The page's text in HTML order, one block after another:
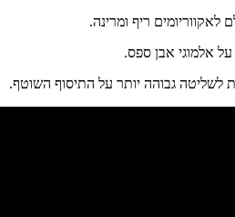
ריף ומרינה.
אלמוגי אבן ספס.
לשליטה גבוהה יותר על התיסוף השוטף.